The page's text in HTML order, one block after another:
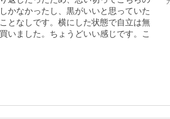
かなかったし、黒がいいと思っていた
となしです。横にした状態で自立は無
いました。ちょうどいい感じです。こ